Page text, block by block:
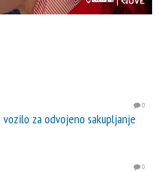
0
za odvojeno sakupljanje
0